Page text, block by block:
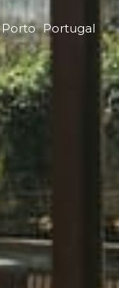
Porto Portugal